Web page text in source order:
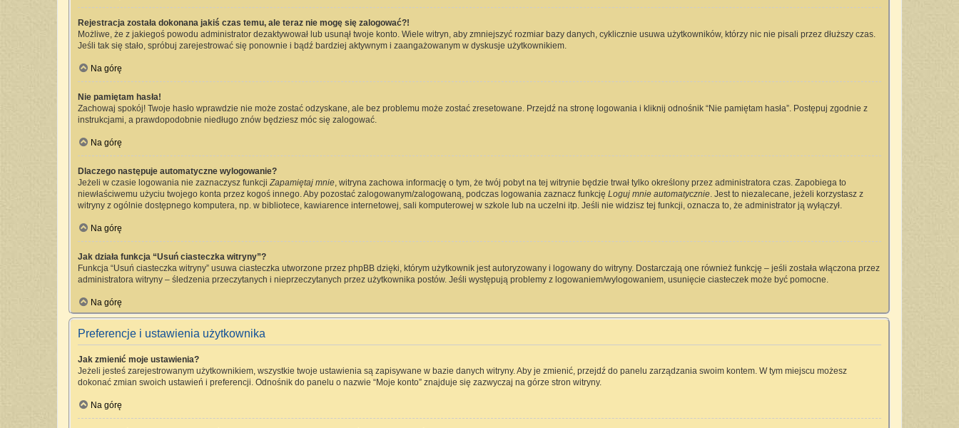
Rejestracja została dokonana jakiś czas temu, ale teraz nie mogę się zalogować?!
Możliwe, że z jakiegoś powodu administrator dezaktywował lub usunął twoje konto. Wiele witryn, aby zmniejszyć rozmiar bazy danych, cyklicznie usuwa użytkowników, którzy nic nie pisali przez dłuższy czas.
Jeśli tak się stało, spróbuj zarejestrować się ponownie i bądź bardziej aktywnym i zaangażowanym w dyskusje użytkownikiem.
Na górę
Nie pamiętam hasła!
Zachowaj spokój! Twoje hasło wprawdzie nie może zostać odzyskane, ale bez problemu może zostać zresetowane. Przejdź na stronę logowania i kliknij odnośnik “Nie pamiętam hasła”. Postępuj zgodnie z
instrukcjami, a prawdopodobnie niedługo znów będziesz móc się zalogować.
Na górę
Dlaczego następuje automatyczne wylogowanie?
Jeżeli w czasie logowania nie zaznaczysz funkcjiZapamiętaj mnie, witryna zachowa informację o tym, że twój pobyt na tej witrynie będzie trwał tylko określony przez administratora czas. Zapobiega to
niewłaściwemu użyciu twojego konta przez kogoś innego. Aby pozostać zalogowanym/zalogowaną, podczas logowania zaznacz funkcję Loguj mnie automatycznie. Jest to niezalecane, jeżeli korzystasz z
witryny z ogólnie dostępnego komputera, np. w bibliotece, kawiarence internetowej, sali komputerowej w szkole lub na uczelni itp. Jeśli nie widzisz tej funkcji, oznacza to, że administrator ją wyłączył.
Na górę
Jak działa funkcja “Usuń ciasteczka witryny”?
Funkcja “Usuń ciasteczka witryny” usuwa ciasteczka utworzone przez phpBB dzięki, którym użytkownik jest autoryzowany i logowany do witryny. Dostarczają one również funkcję – jeśli została włączona przez
administratora witryny – śledzenia przeczytanych i nieprzeczytanych przez użytkownika postów. Jeśli występują problemy z logowaniem/wylogowaniem, usunięcie ciasteczek może być pomocne.
Na górę
Preferencje i ustawienia użytkownika
Jak zmienić moje ustawienia?
Jeżeli jesteś zarejestrowanym użytkownikiem, wszystkie twoje ustawienia są zapisywane w bazie danych witryny. Aby je zmienić, przejdź do panelu zarządzania swoim kontem. W tym miejscu możesz
dokonać zmian swoich ustawień i preferencji. Odnośnik do panelu o nazwie “Moje konto” znajduje się zazwyczaj na górze stron witryny.
Na górę